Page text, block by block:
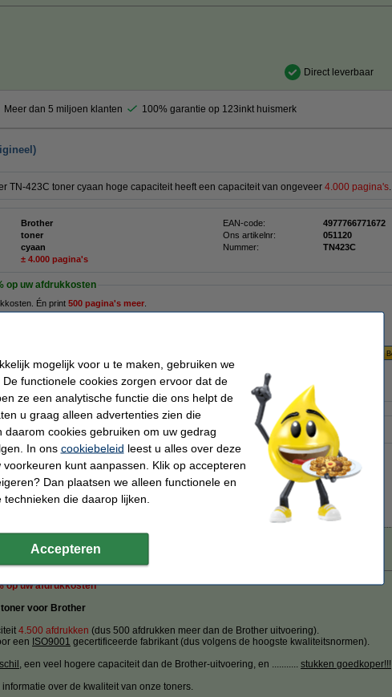
Direct leverbaar
Meer dan 5 miljoen klanten 100% garantie op 123inkt huismerk
TN-423C toner cyaan hoge capaciteit heeft een capaciteit van ongeveer 4.000 pagina's.
Brother EAN-code:
4977766771672
toner Ons artikelnr:
051120
cyaan Nummer:
TN423C
± 4.000 pagina's
op uw afdrukkosten
Én print 500 pagina's meer
€ 87,50
deze toner het 123inkt huismerk te nemen.
Direct leverbaar
cyaan hoge capaciteit
op uw afdrukkosten
voor Brother
4.500 afdrukken (dus 500 afdrukken meer dan de Brother uitvoering).
een ISO9001 gecertificeerde fabrikant (dus volgens de hoogste kwaliteitsnormen).
, een veel hogere capaciteit dan de Brother-uitvoering, en ........... stukken goedkoper!!!
informatie over de kwaliteit van onze toners.
mogelijk voor u te maken, gebruiken we
functionele cookies zorgen ervoor dat de
ze een analytische functie die ons helpt de
u graag alleen advertenties zien die
cookies gebruiken om uw gedrag
In ons cookiebeleid leest u alles over deze
kunt aanpassen. Klik op accepteren
Dan plaatsen we alleen functionele en
die daarop lijken.
Accepteren